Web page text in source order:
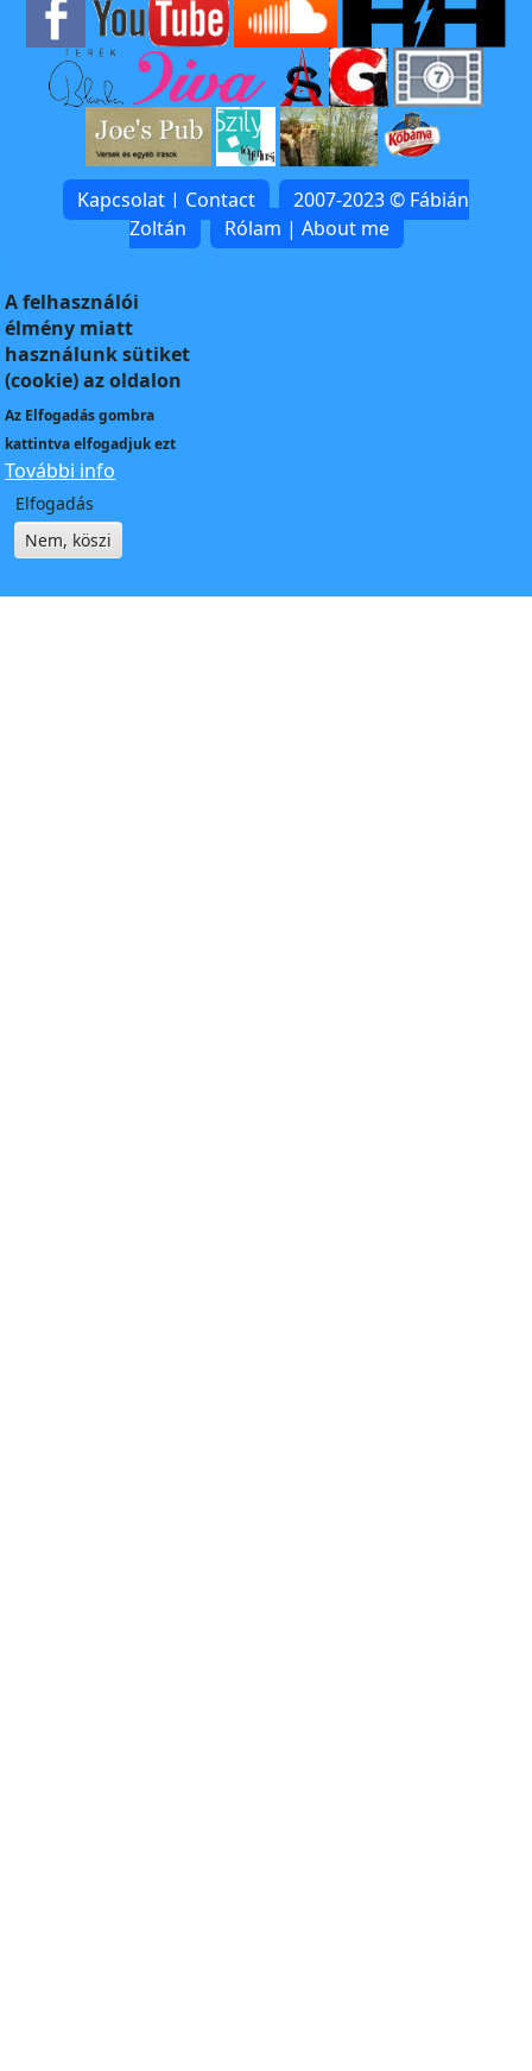
Kapcsolat | Contact
2007-2023 © Fábián
Zoltán
Rólam | About me
A felhasználói
élmény miatt
használunk sütiket
(cookie) az oldalon
Az Elfogadásgombra
kattintva elfogadjuk ezt
További info
Elfogadás
Nem, köszi